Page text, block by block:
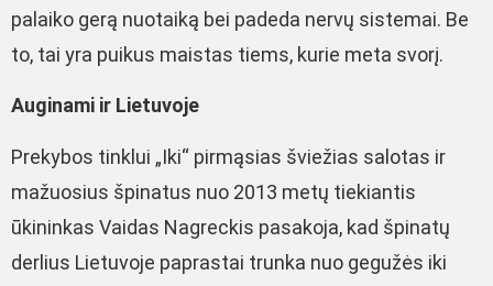
palaiko gerą nuotaiką bei padeda nervų sistemai. Be
to, tai yra puikus maistas tiems, kurie meta svorį.
Auginami ir Lietuvoje
Prekybos tinklui „Iki“ pirmąsias šviežias salotas ir
mažuosius špinatus nuo 2013 metų tiekiantis
ūkininkas Vaidas Nagreckis pasakoja, kad špinatų
derlius Lietuvoje paprastai trunka nuo gegužės iki